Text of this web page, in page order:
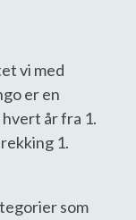
vi med
er en
år fra 1.
1.
som